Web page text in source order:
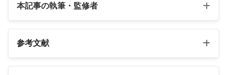
本記事の執筆・監修者
参考文献